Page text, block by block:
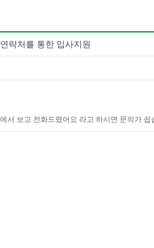
락처를 통한 입사지원
서 보고 전화드렸어요 라고 하시면 문의가 쉽